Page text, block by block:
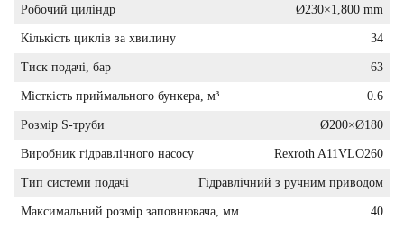
Робочий циліндр Ø230×1,800 mm
Кількість циклів за хвилину 34
Тиск подачі, бар 63
Місткість приймального бункера, м³ 0.6
Розмір S-труби Ø200×Ø180
Виробник гідравлічного насосу Rexroth A11VLO260
Тип системи подачі Гідравлічний з ручним приводом
Максимальний розмір заповнювача, мм 40